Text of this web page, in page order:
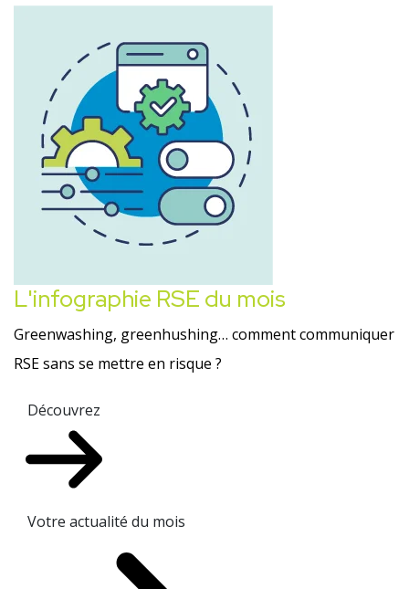
L'infographie RSE du mois
Greenwashing, greenhushing… comment communiquer
RSE sans se mettre en risque ?
Découvrez
Votre actualité du mois